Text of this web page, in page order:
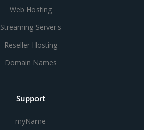
Web Hosting
Streaming Server's
Reseller Hosting
Domain Names
Support
myName